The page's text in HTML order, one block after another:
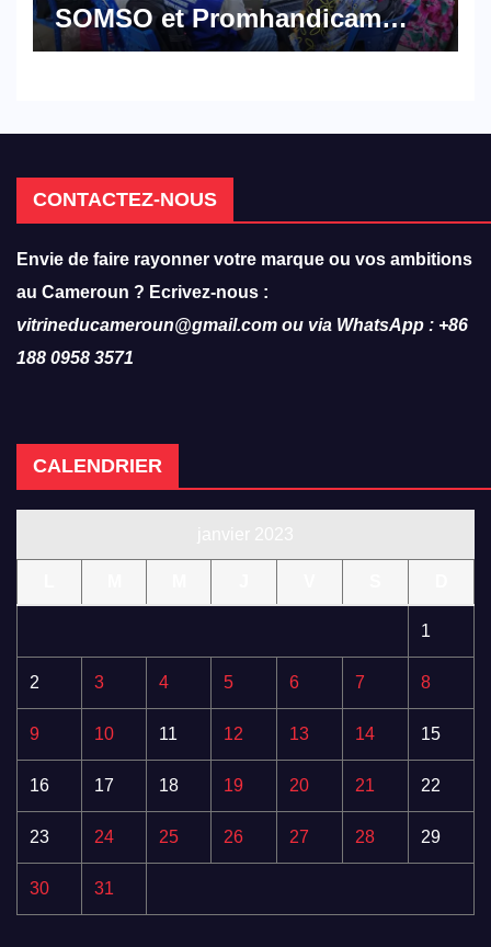
SOMSO et Promhandicam
militent en faveur d’une
CONTACTEZ-NOUS
Envie de faire rayonner votre marque ou vos ambitions
au Cameroun ? Ecrivez-nous :
vitrineducameroun@gmail.com ou via WhatsApp : +86
188 0958 3571
CALENDRIER
1
2 3 4 5 6 7 8
9 10 11 12 13 14 15
16 17 18 19 20 21 22
23 24 25 26 27 28 29
30 31